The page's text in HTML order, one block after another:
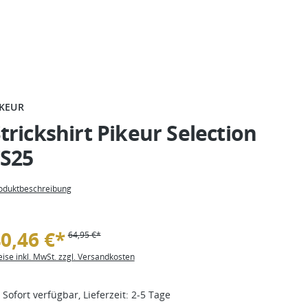
Pikeur Selection
€* 64,95 €*
inkl. MwSt. zzgl. Versandkosten
Sofort verfügbar, Lieferzeit: 2-5 Tage